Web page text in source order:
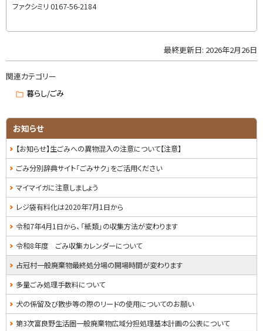
戻ファクシミリ 0167-56-2184
ッ
プ
る
最終更新日: 2026年2月26日
関連カテゴリー
暮らし/ごみ
サ
イ
ド
・
メ
ニ
ュ
ー
お知らせ
【お知らせ】生ごみへの異物混入の注意について【注意】
ごみ分別辞典サイト「ごみサク」をご活用ください
マイマイガに注意しましょう
レジ袋有料化は2020年7月1日から
令和7年4月1日から、「紙類」の収集方法が変わります
令和8年度 ごみ収集カレンダーについて
占冠村一般廃棄物最終処分場の開場時間が変わります
多量ごみ処理手数料について
犬の係留及び散歩等の際のリードの使用についてのお願い
第3次富良野生活圏一般廃棄物広域分担処理基本計画の公表について